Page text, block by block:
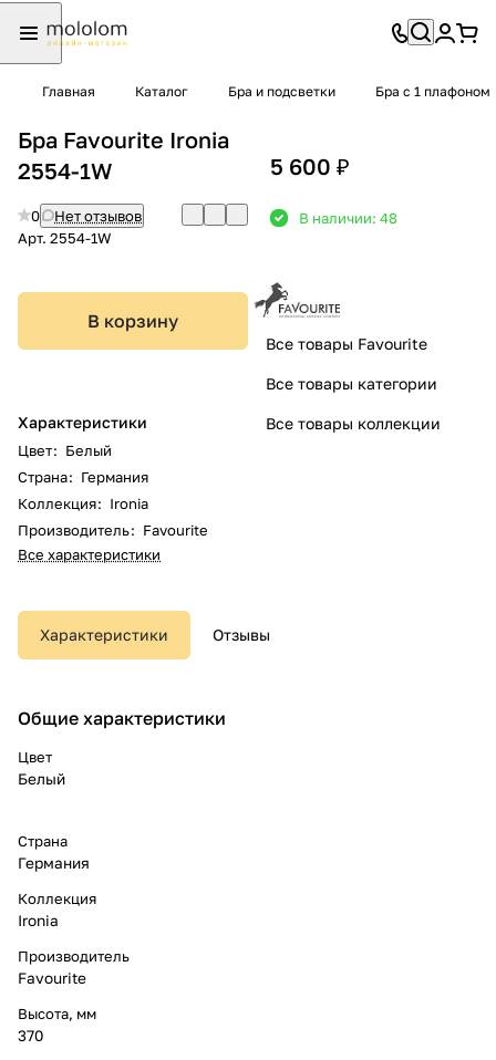
Главная Каталог Бра и подсветки Бра с 1 плафоном
Бра Favourite Ironia
2554-1W
0
Нет отзывов
Арт. 2554-1W
В корзину
Характеристики
Цвет: Белый
Страна: Германия
Коллекция: Ironia
Производитель: Favourite
Все характеристики
5 600 ₽
В наличии: 48
Все товары Favourite
Все товары категории
Все товары коллекции
Характеристики Отзывы
Общие характеристики
Цвет
Белый
Страна
Германия
Коллекция
Ironia
Производитель
Favourite
Высота, мм
370